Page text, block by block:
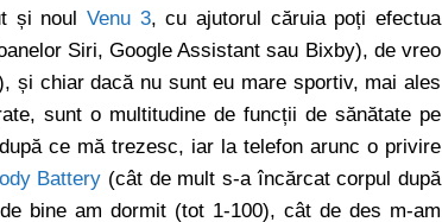
și noul Venu 3, cu ajutorul căruia poți efectua
Siri, Google Assistant sau Bixby), de vreo
și chiar dacă nu sunt eu mare sportiv, mai ales
sunt o multitudine de funcții de sănătate pe
ce mă trezesc, iar la telefon arunc o privire
Battery (cât de mult s-a încărcat corpul după
bine am dormit (tot 1-100), cât de des m-am